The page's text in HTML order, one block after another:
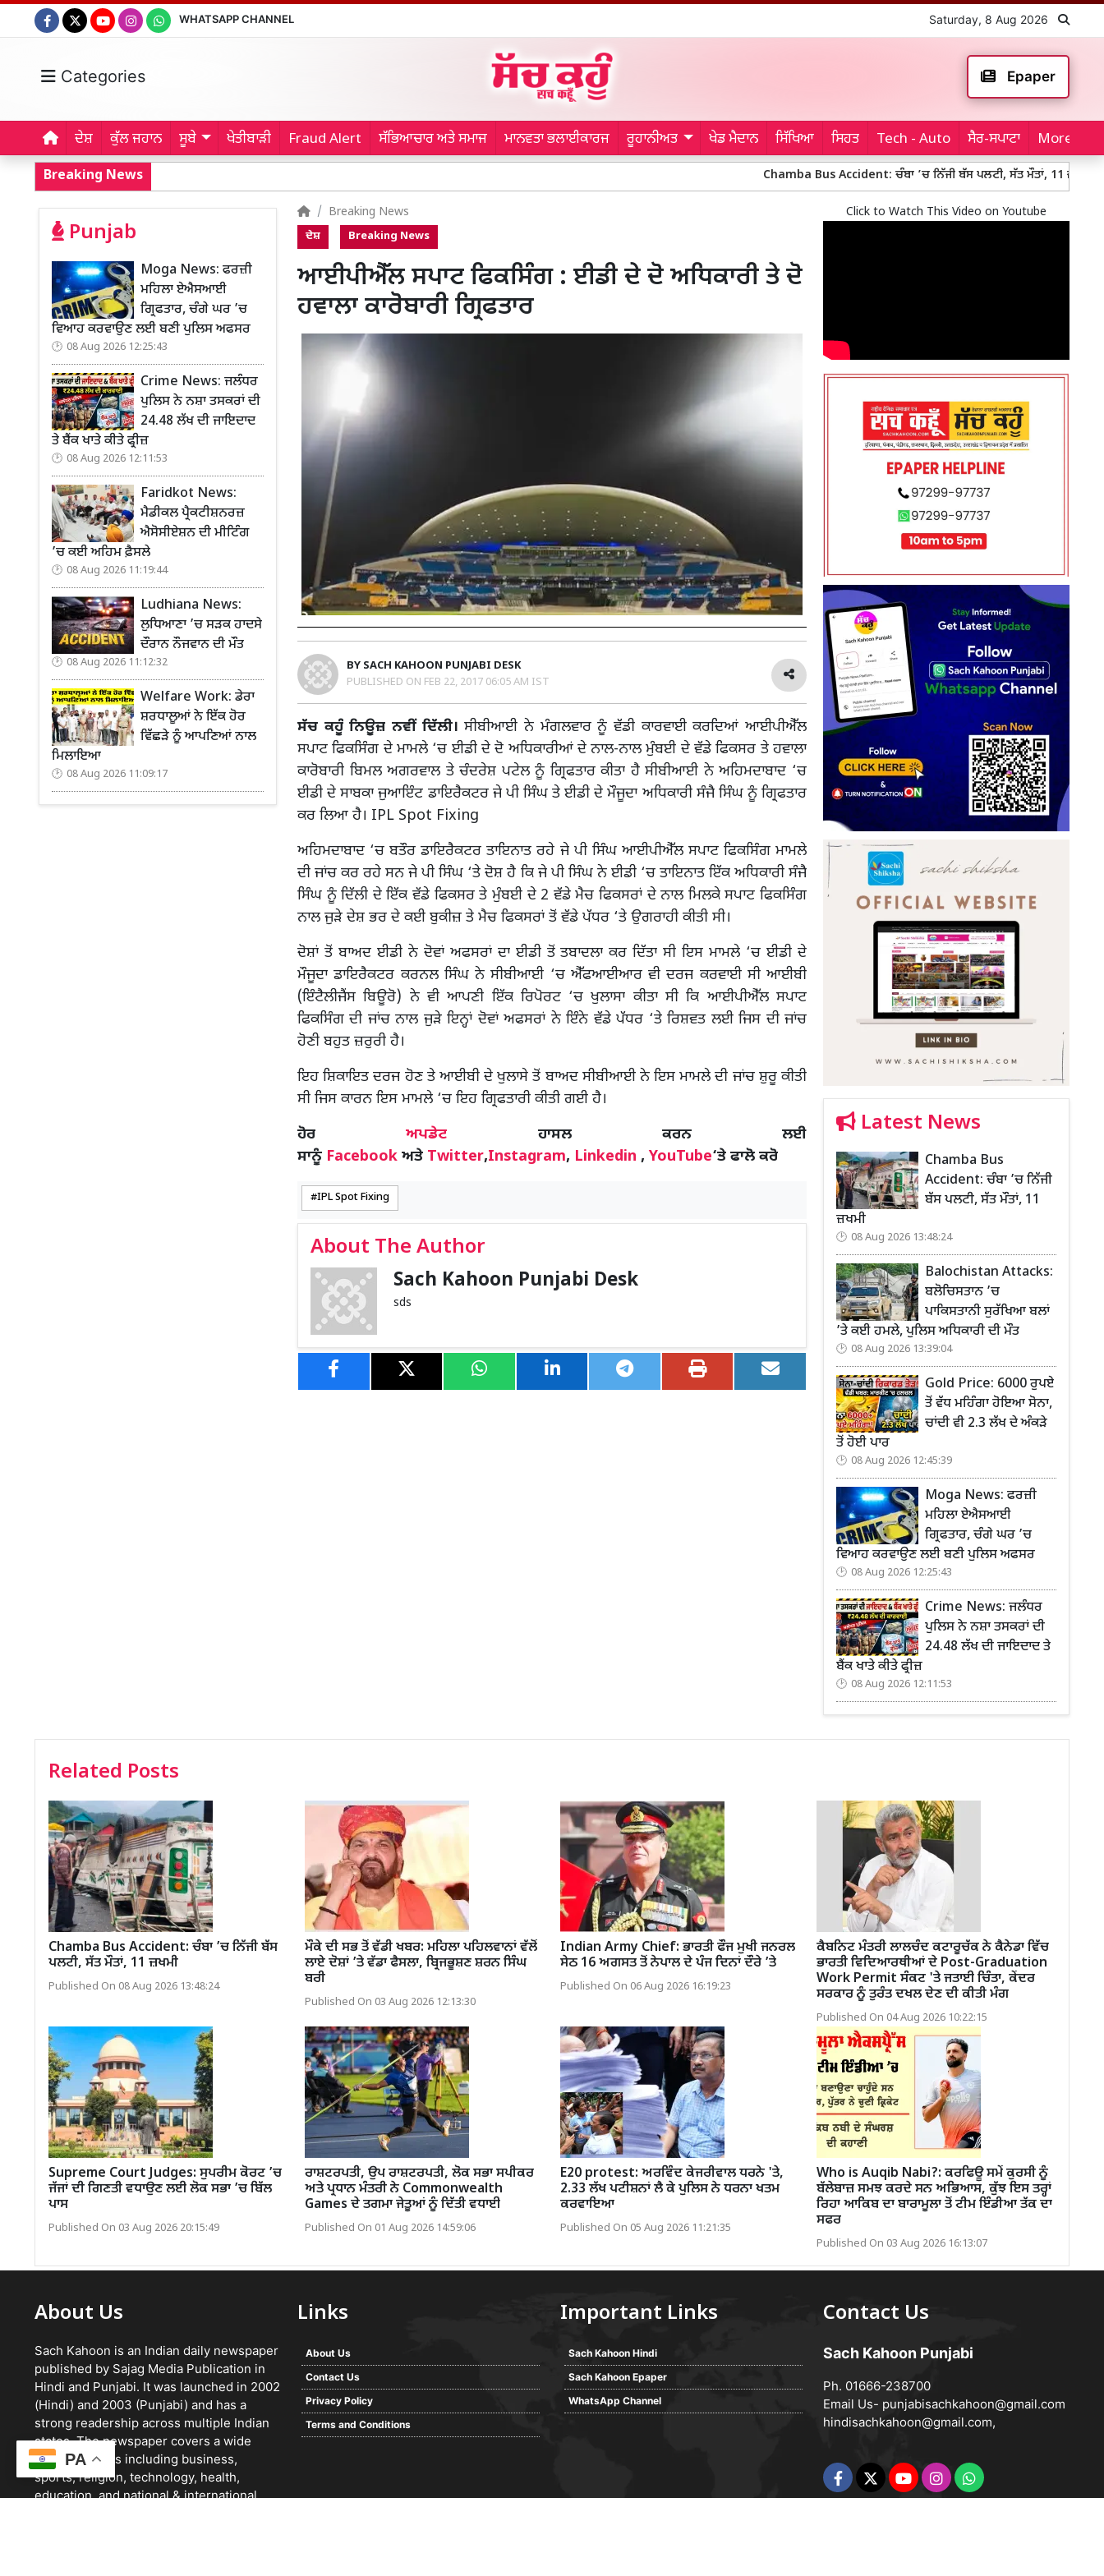
WHATSAPP CHANNEL Saturday, 8 Aug 2026
Categories Epaper
ਦੇਸ਼ ਕੁੱਲ ਜਹਾਨ ਸੂਬੇ ਖੇਤੀਬਾੜੀ Fraud Alert ਸੱਭਿਆਚਾਰ ਅਤੇ ਸਮਾਜ ਮਾਨਵਤਾ ਭਲਾਈਕਾਰਜ ਰੂਹਾਨੀਅਤ ਖੇਡ ਮੈਦਾਨ ਸਿੱਖਿਆ ਸਿਹਤ Tech - Auto ਸੈਰ-ਸਪਾਟਾ More...
Breaking News Chamba Bus Accident: ਚੰਬਾ ’ਚ ਨਿੱਜੀ ਬੱਸ ਪਲਟੀ, ਸੱਤ ਮੌਤਾਂ, 11 ਜ਼ਖਮੀ
Punjab
Moga News: ਫਰਜ਼ੀ
ਮਹਿਲਾ ਏਐਸਆਈ
ਗ੍ਰਿਫਤਾਰ, ਚੰਗੇ ਘਰ ’ਚ
ਵਿਆਹ ਕਰਵਾਉਣ ਲਈ ਬਣੀ ਪੁਲਿਸ ਅਫਸਰ
08 Aug 2026 12:25:43
Crime News: ਜਲੰਧਰ
ਪੁਲਿਸ ਨੇ ਨਸ਼ਾ ਤਸਕਰਾਂ ਦੀ
24.48 ਲੱਖ ਦੀ ਜਾਇਦਾਦ
ਤੇ ਬੈਂਕ ਖਾਤੇ ਕੀਤੇ ਫ੍ਰੀਜ਼
08 Aug 2026 12:11:53
Faridkot News:
ਮੈਡੀਕਲ ਪ੍ਰੈਕਟੀਸ਼ਨਰਜ਼
ਐਸੋਸੀਏਸ਼ਨ ਦੀ ਮੀਟਿੰਗ
’ਚ ਕਈ ਅਹਿਮ ਫ਼ੈਸਲੇ
08 Aug 2026 11:19:44
Ludhiana News:
ਲੁਧਿਆਣਾ ’ਚ ਸੜਕ ਹਾਦਸੇ
ਦੌਰਾਨ ਨੌਜਵਾਨ ਦੀ ਮੌਤ
08 Aug 2026 11:12:32
Welfare Work: ਡੇਰਾ
ਸ਼ਰਧਾਲੂਆਂ ਨੇ ਇੱਕ ਹੋਰ
ਵਿੱਛੜੇ ਨੂੰ ਆਪਣਿਆਂ ਨਾਲ
ਮਿਲਾਇਆ
08 Aug 2026 11:09:17
Breaking News
ਦੇਸ਼ Breaking News
ਆਈਪੀਐੱਲ ਸਪਾਟ ਫਿਕਸਿੰਗ : ਈਡੀ ਦੇ ਦੋ ਅਧਿਕਾਰੀ ਤੇ ਦੋ
ਹਵਾਲਾ ਕਾਰੋਬਾਰੀ ਗ੍ਰਿਫਤਾਰ
BY SACH KAHOON PUNJABI DESK
PUBLISHED ON FEB 22, 2017 06:05 AM IST
ਸੱਚ ਕਹੂੰ ਨਿਊਜ਼ ਨਵੀਂ ਦਿੱਲੀ।ਸੀਬੀਆਈ ਨੇ ਮੰਗਲਵਾਰ ਨੂੰ ਵੱਡੀ ਕਾਰਵਾਈ ਕਰਦਿਆਂ ਆਈਪੀਐੱਲ
ਸਪਾਟ ਫਿਕਸਿੰਗ ਦੇ ਮਾਮਲੇ ‘ਚ ਈਡੀ ਦੇ ਦੋ ਅਧਿਕਾਰੀਆਂ ਦੇ ਨਾਲ-ਨਾਲ ਮੁੰਬਈ ਦੇ ਵੱਡੇ ਫਿਕਸਰ ਤੇ ਹਵਾਲਾ
ਕਾਰੋਬਾਰੀ ਬਿਮਲ ਅਗਰਵਾਲ ਤੇ ਚੰਦਰੇਸ਼ ਪਟੇਲ ਨੂੰ ਗ੍ਰਿਫਤਾਰ ਕੀਤਾ ਹੈ ਸੀਬੀਆਈ ਨੇ ਅਹਿਮਦਾਬਾਦ ‘ਚ
ਈਡੀ ਦੇ ਸਾਬਕਾ ਜੁਆਇੰਟ ਡਾਇਰੈਕਟਰ ਜੇ ਪੀ ਸਿੰਘ ਤੇ ਈਡੀ ਦੇ ਮੌਜੂਦਾ ਅਧਿਕਾਰੀ ਸੰਜੈ ਸਿੰਘ ਨੂੰ ਗ੍ਰਿਫਤਾਰ
ਕਰ ਲਿਆ ਹੈ। IPL Spot Fixing
ਅਹਿਮਦਾਬਾਦ ‘ਚ ਬਤੌਰ ਡਾਇਰੈਕਟਰ ਤਾਇਨਾਤ ਰਹੇ ਜੇ ਪੀ ਸਿੰਘ ਆਈਪੀਐੱਲ ਸਪਾਟ ਫਿਕਸਿੰਗ ਮਾਮਲੇ
ਦੀ ਜਾਂਚ ਕਰ ਰਹੇ ਸਨ ਜੇ ਪੀ ਸਿੰਘ ‘ਤੇ ਦੋਸ਼ ਹੈ ਕਿ ਜੇ ਪੀ ਸਿੰਘ ਨੇ ਈਡੀ ‘ਚ ਤਾਇਨਾਤ ਇੱਕ ਅਧਿਕਾਰੀ ਸੰਜੈ
ਸਿੰਘ ਨੂੰ ਦਿੱਲੀ ਦੇ ਇੱਕ ਵੱਡੇ ਫਿਕਸਰ ਤੇ ਮੁੰਬਈ ਦੇ 2 ਵੱਡੇ ਮੈਚ ਫਿਕਸਰਾਂ ਦੇ ਨਾਲ ਮਿਲਕੇ ਸਪਾਟ ਫਿਕਸਿੰਗ
ਨਾਲ ਜੁੜੇ ਦੇਸ਼ ਭਰ ਦੇ ਕਈ ਬੁਕੀਜ਼ ਤੇ ਮੈਚ ਫਿਕਸਰਾਂ ਤੋਂ ਵੱਡੇ ਪੱਧਰ ‘ਤੇ ਉਗਰਾਹੀ ਕੀਤੀ ਸੀ।
ਦੋਸ਼ਾਂ ਤੋਂ ਬਾਅਦ ਈਡੀ ਨੇ ਦੋਵਾਂ ਅਫਸਰਾਂ ਦਾ ਈਡੀ ਤੋਂ ਤਬਾਦਲਾ ਕਰ ਦਿੱਤਾ ਸੀ ਇਸ ਮਾਮਲੇ ‘ਚ ਈਡੀ ਦੇ
ਮੌਜੂਦਾ ਡਾਇਰੈਕਟਰ ਕਰਨਲ ਸਿੰਘ ਨੇ ਸੀਬੀਆਈ ‘ਚ ਐੱਫਆਈਆਰ ਵੀ ਦਰਜ ਕਰਵਾਈ ਸੀ ਆਈਬੀ
(ਇੰਟੈਲੀਜੈਂਸ ਬਿਊਰੋ) ਨੇ ਵੀ ਆਪਣੀ ਇੱਕ ਰਿਪੋਰਟ ‘ਚ ਖੁਲਾਸਾ ਕੀਤਾ ਸੀ ਕਿ ਆਈਪੀਐੱਲ ਸਪਾਟ
ਫਿਕਸਿੰਗ ਦੀ ਜਾਂਚ ਨਾਲ ਜੁੜੇ ਇਨ੍ਹਾਂ ਦੋਵਾਂ ਅਫਸਰਾਂ ਨੇ ਇੰਨੇ ਵੱਡੇ ਪੱਧਰ ‘ਤੇ ਰਿਸ਼ਵਤ ਲਈ ਜਿਸ ਦੀ ਜਾਂਚ
ਹੋਣੀ ਬਹੁਤ ਜ਼ਰੁਰੀ ਹੈ।
ਇਹ ਸ਼ਿਕਾਇਤ ਦਰਜ ਹੋਣ ਤੇ ਆਈਬੀ ਦੇ ਖੁਲਾਸੇ ਤੋਂ ਬਾਅਦ ਸੀਬੀਆਈ ਨੇ ਇਸ ਮਾਮਲੇ ਦੀ ਜਾਂਚ ਸ਼ੁਰੂ ਕੀਤੀ
ਸੀ ਜਿਸ ਕਾਰਨ ਇਸ ਮਾਮਲੇ ‘ਚ ਇਹ ਗ੍ਰਿਫਤਾਰੀ ਕੀਤੀ ਗਈ ਹੈ।
ਹੋਰਅਪਡੇਟ ਹਾਸਲ ਕਰਨ ਲਈ
ਸਾਨੂੰ Facebook ਅਤੇ Twitter,Instagram, Linkedin , YouTube‘ਤੇ ਫਾਲੋ ਕਰੋ
IPL Spot Fixing
About The Author
Sach Kahoon Punjabi Desk
sds
Click to Watch This Video on Youtube
Latest News
Chamba Bus
Accident: ਚੰਬਾ ’ਚ ਨਿੱਜੀ
ਬੱਸ ਪਲਟੀ, ਸੱਤ ਮੌਤਾਂ, 11
ਜ਼ਖਮੀ
08 Aug 2026 13:48:24
Balochistan Attacks:
ਬਲੋਚਿਸਤਾਨ ’ਚ
ਪਾਕਿਸਤਾਨੀ ਸੁਰੱਖਿਆ ਬਲਾਂ
’ਤੇ ਕਈ ਹਮਲੇ, ਪੁਲਿਸ ਅਧਿਕਾਰੀ ਦੀ ਮੌਤ
08 Aug 2026 13:39:04
Gold Price: 6000 ਰੁਪਏ
ਤੋਂ ਵੱਧ ਮਹਿੰਗਾ ਹੋਇਆ ਸੋਨਾ,
ਚਾਂਦੀ ਵੀ 2.3 ਲੱਖ ਦੇ ਅੰਕੜੇ
ਤੋਂ ਹੋਈ ਪਾਰ
08 Aug 2026 12:45:39
Moga News: ਫਰਜ਼ੀ
ਮਹਿਲਾ ਏਐਸਆਈ
ਗ੍ਰਿਫਤਾਰ, ਚੰਗੇ ਘਰ ’ਚ
ਵਿਆਹ ਕਰਵਾਉਣ ਲਈ ਬਣੀ ਪੁਲਿਸ ਅਫਸਰ
08 Aug 2026 12:25:43
Crime News: ਜਲੰਧਰ
ਪੁਲਿਸ ਨੇ ਨਸ਼ਾ ਤਸਕਰਾਂ ਦੀ
24.48 ਲੱਖ ਦੀ ਜਾਇਦਾਦ ਤੇ
ਬੈਂਕ ਖਾਤੇ ਕੀਤੇ ਫ੍ਰੀਜ਼
08 Aug 2026 12:11:53
Related Posts
Chamba Bus Accident: ਚੰਬਾ ’ਚ ਨਿੱਜੀ ਬੱਸ
ਪਲਟੀ, ਸੱਤ ਮੌਤਾਂ, 11 ਜ਼ਖਮੀ
Published On 08 Aug 2026 13:48:24
ਮੌਕੇ ਦੀ ਸਭ ਤੋਂ ਵੱਡੀ ਖਬਰ: ਮਹਿਲਾ ਪਹਿਲਵਾਨਾਂ ਵੱਲੋਂ
ਲਾਏ ਦੋਸ਼ਾਂ ’ਤੇ ਵੱਡਾ ਫੈਸਲਾ, ਬ੍ਰਿਜਭੂਸ਼ਣ ਸ਼ਰਨ ਸਿੰਘ
ਬਰੀ
Published On 03 Aug 2026 12:13:30
Indian Army Chief: ਭਾਰਤੀ ਫੌਜ ਮੁਖੀ ਜਨਰਲ
ਸੇਠ 16 ਅਗਸਤ ਤੋਂ ਨੇਪਾਲ ਦੇ ਪੰਜ ਦਿਨਾਂ ਦੌਰੇ ’ਤੇ
Published On 06 Aug 2026 16:19:23
ਕੈਬਨਿਟ ਮੰਤਰੀ ਲਾਲਚੰਦ ਕਟਾਰੂਚੱਕ ਨੇ ਕੈਨੇਡਾ ਵਿੱਚ
ਭਾਰਤੀ ਵਿਦਿਆਰਥੀਆਂ ਦੇ Post-Graduation
Work Permit ਸੰਕਟ 'ਤੇ ਜਤਾਈ ਚਿੰਤਾ, ਕੇਂਦਰ
ਸਰਕਾਰ ਨੂੰ ਤੁਰੰਤ ਦਖਲ ਦੇਣ ਦੀ ਕੀਤੀ ਮੰਗ
Published On 04 Aug 2026 10:22:15
Supreme Court Judges: ਸੁਪਰੀਮ ਕੋਰਟ ’ਚ
ਜੱਜਾਂ ਦੀ ਗਿਣਤੀ ਵਧਾਉਣ ਲਈ ਲੋਕ ਸਭਾ ’ਚ ਬਿੱਲ
ਪਾਸ
Published On 03 Aug 2026 20:15:49
ਰਾਸ਼ਟਰਪਤੀ, ਉਪ ਰਾਸ਼ਟਰਪਤੀ, ਲੋਕ ਸਭਾ ਸਪੀਕਰ
ਅਤੇ ਪ੍ਰਧਾਨ ਮੰਤਰੀ ਨੇ Commonwealth
Games ਦੇ ਤਗਮਾ ਜੇਤੂਆਂ ਨੂੰ ਦਿੱਤੀ ਵਧਾਈ
Published On 01 Aug 2026 14:59:06
E20 protest: ਅਰਵਿੰਦ ਕੇਜਰੀਵਾਲ ਧਰਨੇ 'ਤੇ,
2.33 ਲੱਖ ਪਟੀਸ਼ਨਾਂ ਲੈ ਕੇ ਪੁਲਿਸ ਨੇ ਧਰਨਾ ਖਤਮ
ਕਰਵਾਇਆ
Published On 05 Aug 2026 11:21:35
Who is Auqib Nabi?: ਕਰਫਿਊ ਸਮੇਂ ਕੁਰਸੀ ਨੂੰ
ਬੱਲੇਬਾਜ਼ ਸਮਝ ਕਰਦੇ ਸਨ ਅਭਿਆਸ, ਕੁੱਝ ਇਸ ਤਰ੍ਹਾਂ
ਰਿਹਾ ਆਕਿਬ ਦਾ ਬਾਰਾਮੂਲਾ ਤੋਂ ਟੀਮ ਇੰਡੀਆ ਤੱਕ ਦਾ
ਸਫਰ
Published On 03 Aug 2026 16:13:07
About Us
Sach Kahoon is an Indian daily newspaper
published by Sajag Media Publication in
Hindi and Punjabi. It was launched in 2002
(Hindi) and 2003 (Punjabi) and has a
strong readership across multiple Indian
states. The newspaper covers a wide
range of topics including business,
sports, religion, technology, health,
education, and national & international
Links
About Us
Contact Us
Privacy Policy
Terms and Conditions
Important Links
Sach Kahoon Hindi
Sach Kahoon Epaper
WhatsApp Channel
Contact Us
Sach Kahoon Punjabi
Ph. 01666-238700
Email Us- punjabisachkahoon@gmail.com
hindisachkahoon@gmail.com,
PA